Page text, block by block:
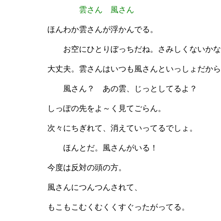
雲さん 風さん
ほんわか雲さんが浮かんでる。
お空にひとりぼっちだね。さみしくないか
大丈夫。雲さんはいつも風さんといっしょだか
風さん？ あの雲、じっとしてるよ？
しっぽの先をよ～く見てごらん。
次々にちぎれて、消えていってるでしょ。
ほんとだ。風さんがいる！
今度は反対の頭の方。
風さんにつんつんされて、
もこもこむくむくくすぐったがってる。